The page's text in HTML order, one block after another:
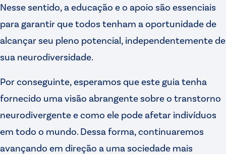
Nesse sentido, a educação e o apoio são essenciais
para garantir que todos tenham a oportunidade de
alcançar seu pleno potencial, independentemente de
sua neurodiversidade.
Por conseguinte, esperamos que este guia tenha
fornecido uma visão abrangente sobre o transtorno
neurodivergente e como ele pode afetar indivíduos
em todo o mundo. Dessa forma, continuaremos
avançando em direção a uma sociedade mais